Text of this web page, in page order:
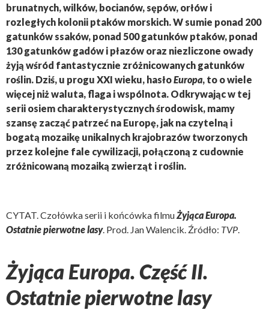
brunatnych, wilków, bocianów, sępów, orłów i
rozległych kolonii ptaków morskich. W sumie ponad 200
gatunków ssaków, ponad 500 gatunków ptaków, ponad
130 gatunków gadów i płazów oraz niezliczone owady
żyją wśród fantastycznie zróżnicowanych gatunków
roślin. Dziś, u progu XXI wieku, hasłoEuropa, to o wiele
więcej niż waluta, flaga i wspólnota. Odkrywając w tej
serii osiem charakterystycznych środowisk, mamy
szansę zacząć patrzeć na Europę, jak na czytelną i
bogatą mozaikę unikalnych krajobrazów tworzonych
przez kolejne fale cywilizacji, połączoną z cudownie
zróżnicowaną mozaiką zwierząt i roślin.
CYTAT. Czołówka serii i końcówka filmuŻyjąca Europa.
Ostatnie pierwotne lasy. Prod. Jan Walencik. Źródło: TVP.
Żyjąca Europa. Część II.
Ostatnie pierwotne lasy